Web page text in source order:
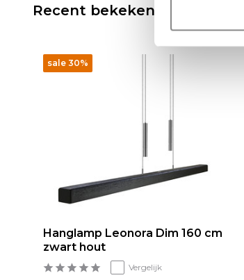
Recent bekeken
sale 30%
Hanglamp Leonora Dim 160 cm
zwart hout
Vergelijk